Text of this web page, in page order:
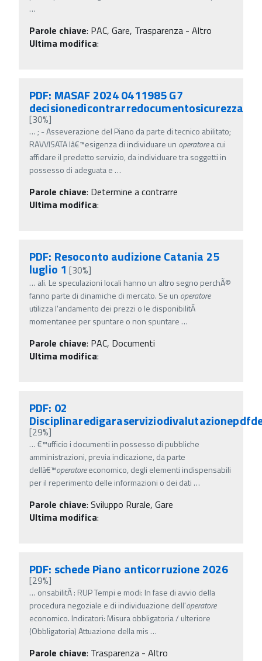
…
Parole chiave: PAC, Gare, Trasparenza - Altro
Ultima modifica:
PDF: MASAF 2024 0411985 G7
decisionedicontrarredocumentosicurezza
[30%]
…; - Asseverazione del Piano da parte di tecnico abilitato;
RAVVISATA lâ€™esigenza di individuare un operatorea cui
affidare il predetto servizio, da individuare tra soggetti in
possesso di adeguata e …
Parole chiave: Determine a contrarre
Ultima modifica:
PDF: Resoconto audizione Catania 25
luglio 1[30%]
… ali. Le speculazioni locali hanno un altro segno perchÃ©
fanno parte di dinamiche di mercato. Se un operatore
utilizza l'andamento dei prezzi o le disponibilitÃ
momentanee per spuntare o non spuntare …
Parole chiave: PAC, Documenti
Ultima modifica:
PDF: 02
[29%]
…€™ufficio i documenti in possesso di pubbliche
amministrazioni, previa indicazione, da parte
dellâ€™operatoreeconomico, degli elementi indispensabili
per il reperimento delle informazioni o dei dati …
Parole chiave: Sviluppo Rurale, Gare
Ultima modifica:
PDF: schede Piano anticorruzione 2026
[29%]
… onsabilitÃ : RUP Tempi e modi: In fase di avvio della
procedura negoziale e di individuazione dell'operatore
economico. Indicatori: Misura obbligatoria / ulteriore
(Obbligatoria) Attuazione della mis …
Parole chiave: Trasparenza - Altro